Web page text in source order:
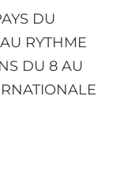
DU
RYTHME
DU 8 AU